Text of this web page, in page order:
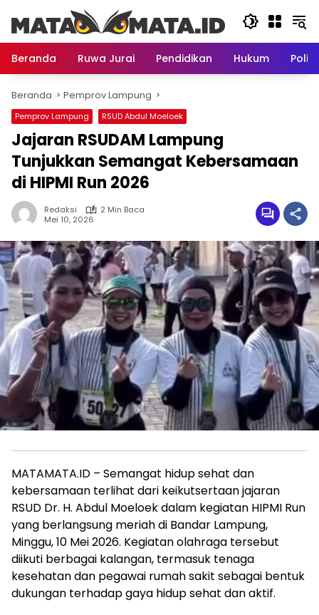
konten
Beranda
Ruwa Jurai Pendidikan Hukum
Beranda Pemprov Lampung
Pemprov Lampung RSUD Abdul Moeloek
Jajaran RSUDAM Lampung
Tunjukkan Semangat Kebersamaan
di HIPMI Run 2026
Redaksi
2 Min Baca
Mei 10, 2026
MATAMATA.ID – Semangat hidup sehat dan
kebersamaan terlihat dari keikutsertaan jajaran
RSUD Dr. H. Abdul Moeloek dalam kegiatan HIPMI Run
yang berlangsung meriah di Bandar Lampung,
Minggu, 10 Mei 2026. Kegiatan olahraga tersebut
diikuti berbagai kalangan, termasuk tenaga
kesehatan dan pegawai rumah sakit sebagai bentuk
dukungan terhadap gaya hidup sehat dan aktif.